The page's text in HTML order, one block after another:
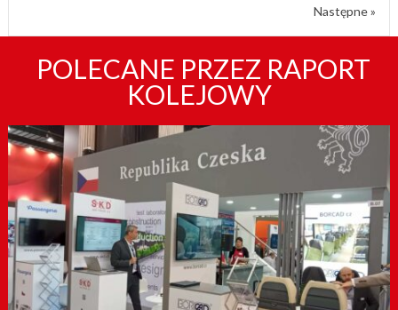
Następne »
POLECANE PRZEZ RAPORT
KOLEJOWY